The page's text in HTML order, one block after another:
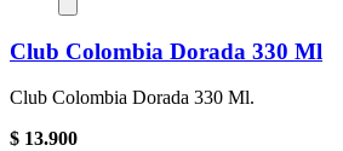
Club Colombia Dorada 330 Ml
Club Colombia Dorada 330 Ml.
$ 13.900